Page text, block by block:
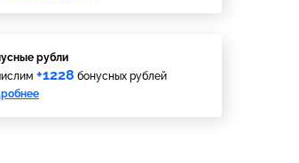
рубли
+1228 бонусных рублей